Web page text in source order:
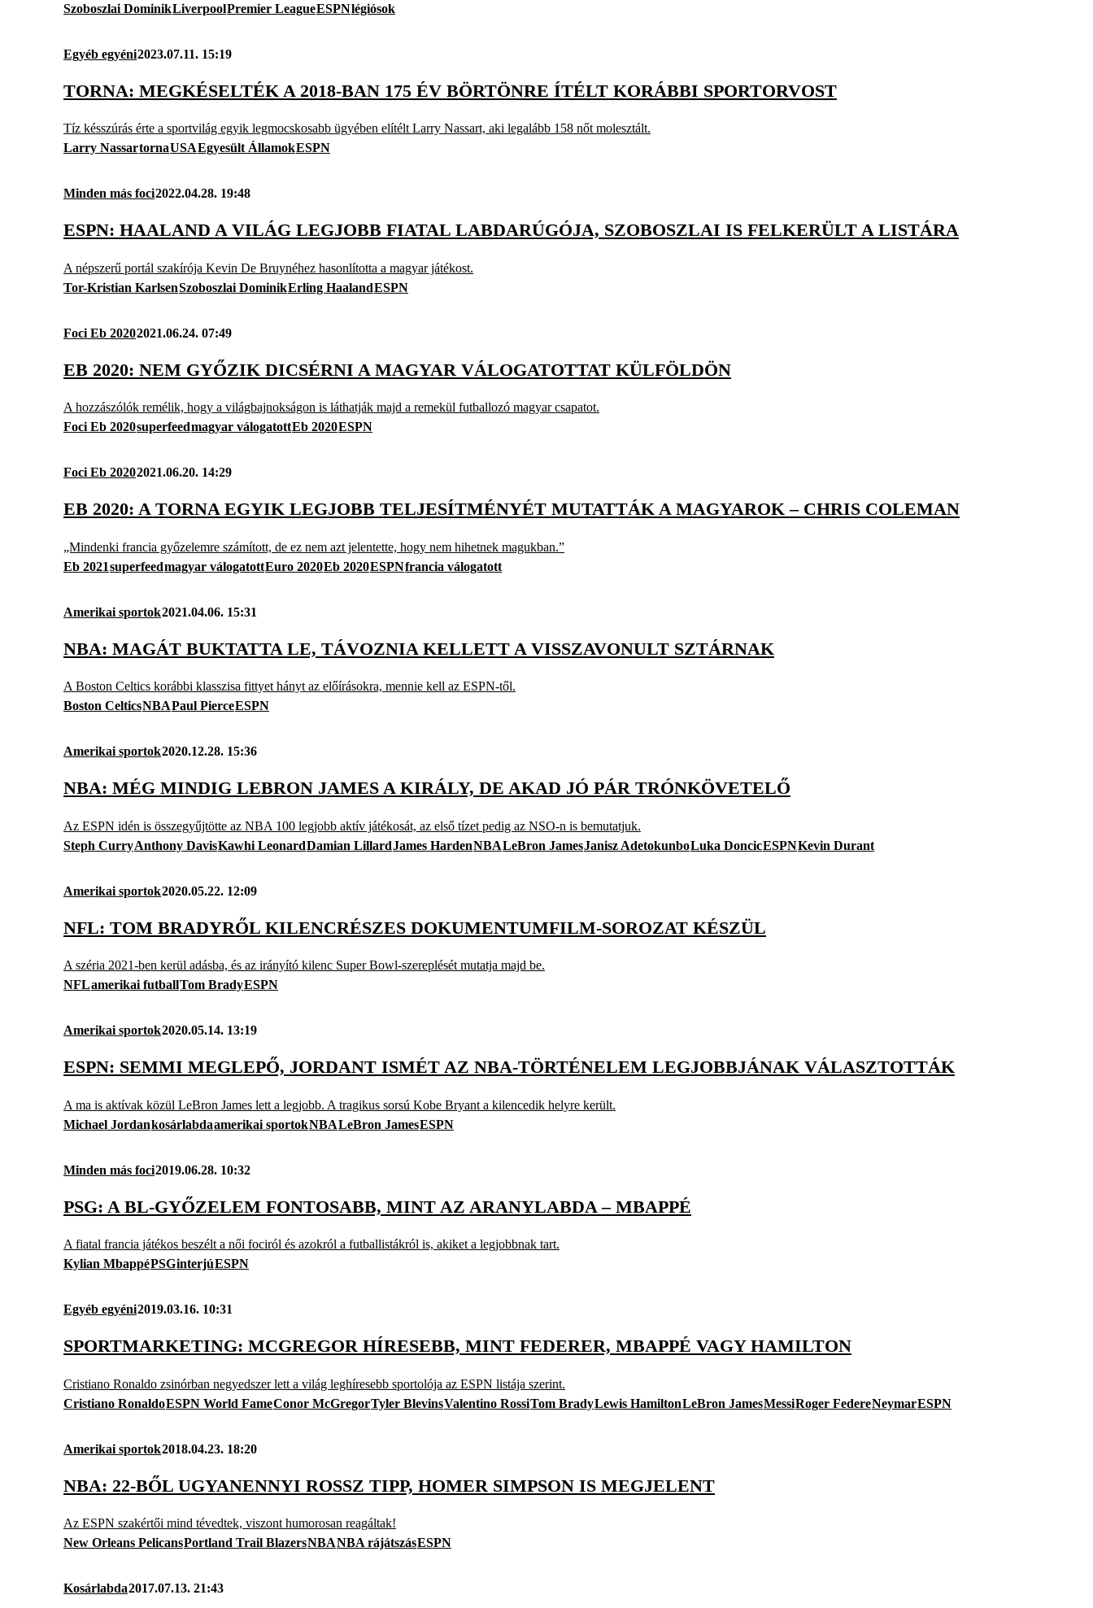
Szoboszlai DominikLiverpoolPremier LeagueESPNlégiósok
Egyéb egyéni2023.07.11. 15:19
TORNA: MEGKÉSELTÉK A 2018-BAN 175 ÉV BÖRTÖNRE ÍTÉLT KORÁBBI SPORTORVOST
Tíz késszúrás érte a sportvilág egyik legmocskosabb ügyében elítélt Larry Nassart, aki legalább 158 nőt molesztált.
Larry NassartornaUSAEgyesült ÁllamokESPN
Minden más foci2022.04.28. 19:48
ESPN: HAALAND A VILÁG LEGJOBB FIATAL LABDARÚGÓJA, SZOBOSZLAI IS FELKERÜLT A LISTÁRA
A népszerű portál szakírója Kevin De Bruynéhez hasonlította a magyar játékost.
Tor-Kristian KarlsenSzoboszlai DominikErling HaalandESPN
Foci Eb 20202021.06.24. 07:49
EB 2020: NEM GYŐZIK DICSÉRNI A MAGYAR VÁLOGATOTTAT KÜLFÖLDÖN
A hozzászólók remélik, hogy a világbajnokságon is láthatják majd a remekül futballozó magyar csapatot.
Foci Eb 2020superfeedmagyar válogatottEb 2020ESPN
Foci Eb 20202021.06.20. 14:29
EB 2020: A TORNA EGYIK LEGJOBB TELJESÍTMÉNYÉT MUTATTÁK A MAGYAROK – CHRIS COLEMAN
„Mindenki francia győzelemre számított, de ez nem azt jelentette, hogy nem hihetnek magukban.”
Eb 2021superfeedmagyar válogatottEuro 2020Eb 2020ESPNfrancia válogatott
Amerikai sportok2021.04.06. 15:31
NBA: MAGÁT BUKTATTA LE, TÁVOZNIA KELLETT A VISSZAVONULT SZTÁRNAK
A Boston Celtics korábbi klasszisa fittyet hányt az előírásokra, mennie kell az ESPN-től.
Boston CelticsNBAPaul PierceESPN
Amerikai sportok2020.12.28. 15:36
NBA: MÉG MINDIG LEBRON JAMES A KIRÁLY, DE AKAD JÓ PÁR TRÓNKÖVETELŐ
Az ESPN idén is összegyűjtötte az NBA 100 legjobb aktív játékosát, az első tízet pedig az NSO-n is bemutatjuk.
Steph CurryAnthony DavisKawhi LeonardDamian LillardJames HardenNBALeBron JamesJanisz AdetokunboLuka DoncicESPNKevin Durant
Amerikai sportok2020.05.22. 12:09
NFL: TOM BRADYRŐL KILENCRÉSZES DOKUMENTUMFILM-SOROZAT KÉSZÜL
A széria 2021-ben kerül adásba, és az irányító kilenc Super Bowl-szereplését mutatja majd be.
NFLamerikai futballTom BradyESPN
Amerikai sportok2020.05.14. 13:19
ESPN: SEMMI MEGLEPŐ, JORDANT ISMÉT AZ NBA-TÖRTÉNELEM LEGJOBBJÁNAK VÁLASZTOTTÁK
A ma is aktívak közül LeBron James lett a legjobb. A tragikus sorsú Kobe Bryant a kilencedik helyre került.
Michael Jordankosárlabdaamerikai sportokNBALeBron JamesESPN
Minden más foci2019.06.28. 10:32
PSG: A BL-GYŐZELEM FONTOSABB, MINT AZ ARANYLABDA – MBAPPÉ
A fiatal francia játékos beszélt a női fociról és azokról a futballistákról is, akiket a legjobbnak tart.
Kylian MbappéPSGinterjúESPN
Egyéb egyéni2019.03.16. 10:31
SPORTMARKETING: MCGREGOR HÍRESEBB, MINT FEDERER, MBAPPÉ VAGY HAMILTON
Cristiano Ronaldo zsinórban negyedszer lett a világ leghíresebb sportolója az ESPN listája szerint.
Cristiano RonaldoESPN World FameConor McGregorTyler BlevinsValentino RossiTom BradyLewis HamiltonLeBron JamesMessiRoger FedereNeymarESPN
Amerikai sportok2018.04.23. 18:20
NBA: 22-BŐL UGYANENNYI ROSSZ TIPP, HOMER SIMPSON IS MEGJELENT
Az ESPN szakértői mind tévedtek, viszont humorosan reagáltak!
New Orleans PelicansPortland Trail BlazersNBANBA rájátszásESPN
Kosárlabda2017.07.13. 21:43